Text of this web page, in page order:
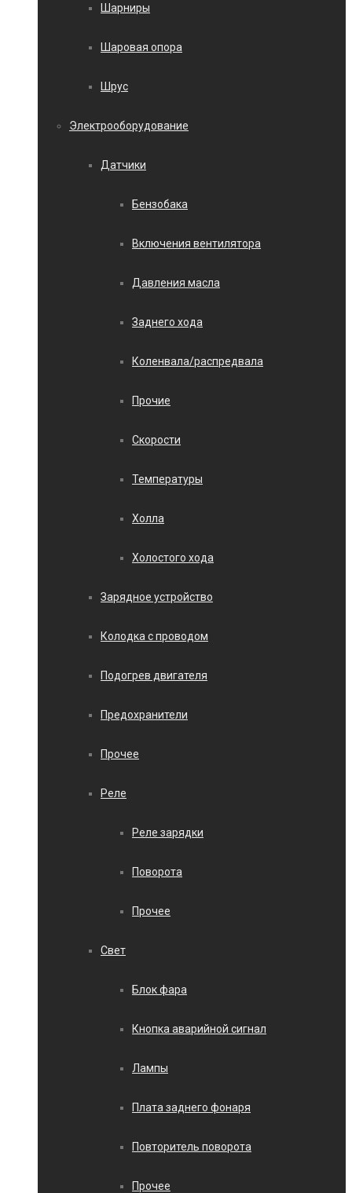
Шарниры
Шаровая опора
Шрус
Электрооборудование
Датчики
Бензобака
Включения вентилятора
Давления масла
Заднего хода
Коленвала/распредвала
Прочие
Скорости
Температуры
Холла
Холостого хода
Зарядное устройство
Колодка с проводом
Подогрев двигателя
Предохранители
Прочее
Реле
Реле зарядки
Поворота
Прочее
Свет
Блок фара
Кнопка аварийной сигнал
Лампы
Плата заднего фонаря
Повторитель поворота
Прочее